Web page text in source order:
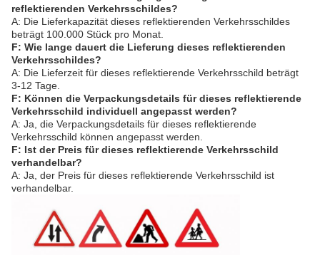
reflektierenden Verkehrsschildes?
A: Die Lieferkapazität dieses reflektierenden Verkehrsschildes
beträgt 100.000 Stück pro Monat.
F: Wie lange dauert die Lieferung dieses reflektierenden
Verkehrsschildes?
A: Die Lieferzeit für dieses reflektierende Verkehrsschild beträgt
3-12 Tage.
F: Können die Verpackungsdetails für dieses reflektierende
Verkehrsschild individuell angepasst werden?
A: Ja, die Verpackungsdetails für dieses reflektierende
Verkehrsschild können angepasst werden.
F: Ist der Preis für dieses reflektierende Verkehrsschild
verhandelbar?
A: Ja, der Preis für dieses reflektierende Verkehrsschild ist
verhandelbar.